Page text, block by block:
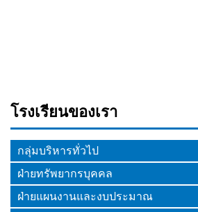
โรงเรียนของเรา
กลุ่มบริหารทั่วไป
ฝ่ายทรัพยากรบุคคล
ฝ่ายแผนงานและงบประมาณ